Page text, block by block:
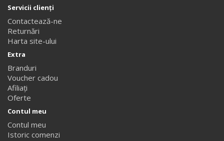
Servicii clienţi
Contactează-ne
Returnări
Harta site-ului
Extra
Branduri
Voucher cadou
Afiliaţi
Oferte
Contul meu
Contul meu
Istoric comenzi